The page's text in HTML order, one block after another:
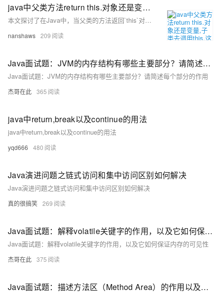
java中父类方法return this.对象还是变量,子类去调用this.这个方法的问题
本文探讨了在Java中，当父类的方法返回`this`对象或变量时，子类调用该方法的行为，以及`this`关键字在不同类中调用方法时的指向问题。
nanshaws 209
Java面试题：JVM的内存结构有哪些主要部分？请简述每个部分的作用
Java面试题：JVM的内存结构有哪些主要部分？请简述每个部分的作用
杰哥在此 365
java中return,break以及continue的用法
java中return,break以及continue的用法
yqd666 480
Java演进问题之链式访问和集中访问区别如何解决
Java演进问题之链式访问和集中访问区别如何解决
真的很搞笑 269
Java面试题：解释volatile关键字的作用，以及它如何保证内存的可见性
Java面试题：解释volatile关键字的作用，以及它如何保证内存的可见性
杰哥在此 375
Java面试题：描述方法区（Method Area）的作用以及它在JVM中的演变（从永久代到元空间）